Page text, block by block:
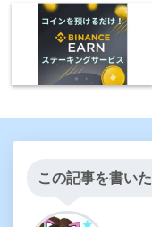
この記事を書い